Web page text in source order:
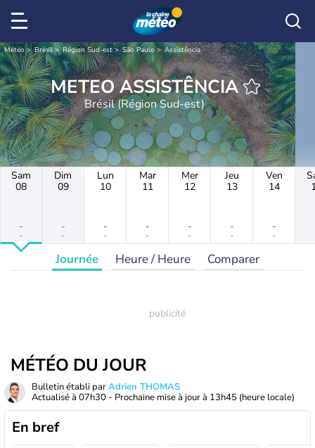
Météo Brésil Région Sud-est São Paulo Assistência
METEO ASSISTÊNCIA
Brésil (Région Sud-est)
Sam
08
-
-
Dim
09
-
-
Lun
10
-
-
Mar
11
-
-
Mer
12
-
-
Jeu
13
-
-
Ven
14
-
-
Journée Heure / Heure Comparer
MÉTÉO DU JOUR
Bulletin établi parAdrien THOMAS
Actualisé à 07h30 - Prochaine mise à jour à 13h45 (heure locale)
En bref